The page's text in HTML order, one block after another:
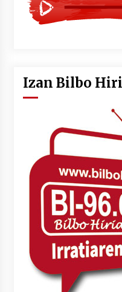
Izan Bilbo